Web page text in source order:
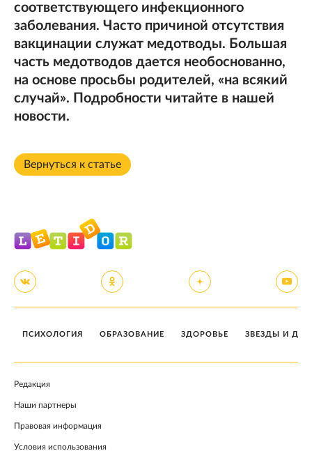
соответствующего инфекционного
заболевания. Часто причиной отсутствия
вакцинации служат медотводы. Большая
часть медотводов дается необоснованно,
на основе просьбы родителей, «на всякий
случай». Подробности читайте в нашей
новости.
Вернуться к статье
ПСИХОЛОГИЯ ОБРАЗОВАНИЕ ЗДОРОВЬЕ ЗВЕЗДЫ И
Редакция
Наши партнеры
Правовая информация
Условия использования